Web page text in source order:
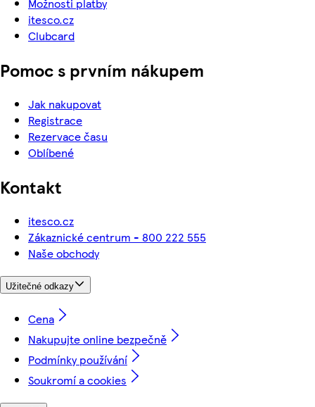
Možnosti platby
itesco.cz
Clubcard
Pomoc s prvním nákupem
Jak nakupovat
Registrace
Rezervace času
Oblíbené
Kontakt
itesco.cz
Zákaznické centrum - 800 222 555
Naše obchody
Užitečné odkazy
Cena
Nakupujte online bezpečně
Podmínky používání
Soukromí a cookies